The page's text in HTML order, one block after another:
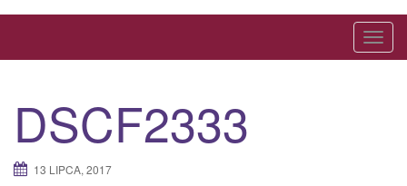
T
o
DSCF2333
13 LIPCA, 2017